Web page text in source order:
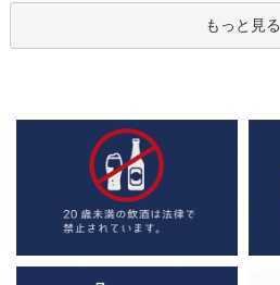
もっと見る